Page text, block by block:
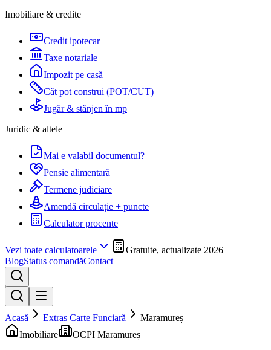
Imobiliare & credite
Credit ipotecar
Taxe notariale
Impozit pe casă
Cât pot construi (POT/CUT)
Jugăr & stânjen în mp
Juridic & altele
Mai e valabil documentul?
Pensie alimentară
Termene judiciare
Amendă circulație + puncte
Calculator procente
Vezi toate calculatoarele
Gratuite, actualizate 2026
BlogStatus comandăContact
Acasă Extras Carte Funciară
Maramureș
Imobiliare
OCPI Maramureș